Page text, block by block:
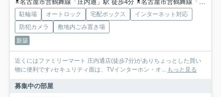
名古屋市営鶴舞線「庄内通」駅 徒歩4分
名古屋市営鶴舞線「浄心」駅 徒歩22分
駐輪場 オートロック 宅配ボックス
インターネット対応
防犯カメラ
敷地内ごみ置き場
新築
近くにはファミリーマート 庄内通店(徒歩7分)がありちょっとした買い
物に便利です♪セキュリティ面は、TVインターホン・オ... もっと見る
募集中の部屋